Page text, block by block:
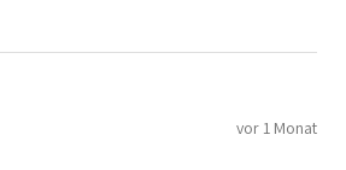
vor 1 Monat